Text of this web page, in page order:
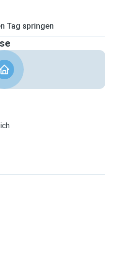
Tag springen